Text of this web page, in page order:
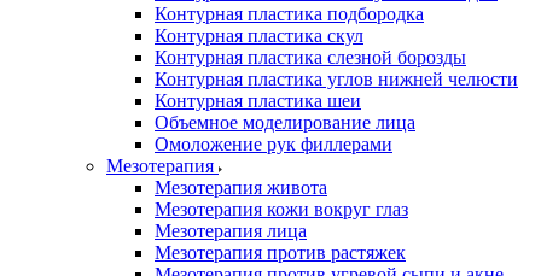
Контурная пластика подбородка
Контурная пластика скул
Контурная пластика слезной борозды
Контурная пластика углов нижней челюсти
Контурная пластика шеи
Объемное моделирование лица
Омоложение рук филлерами
Мезотерапия
Мезотерапия живота
Мезотерапия кожи вокруг глаз
Мезотерапия лица
Мезотерапия против растяжек